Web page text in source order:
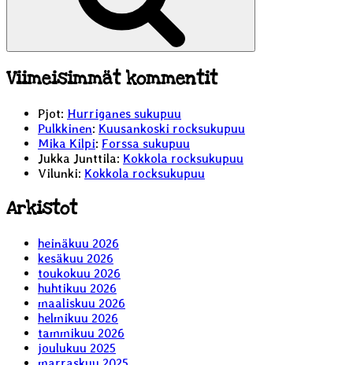
Viimeisimmät kommentit
Pjot: Hurriganes sukupuu
Pulkkinen: Kuusankoski rocksukupuu
Mika Kilpi: Forssa sukupuu
Jukka Junttila: Kokkola rocksukupuu
Vilunki: Kokkola rocksukupuu
Arkistot
heinäkuu 2026
kesäkuu 2026
toukokuu 2026
huhtikuu 2026
maaliskuu 2026
helmikuu 2026
tammikuu 2026
joulukuu 2025